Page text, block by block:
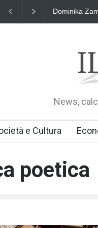
Dominika
News,
e Cultura
poetica